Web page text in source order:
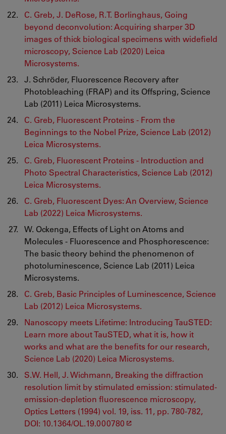
C. Greb, J. DeRose, R.T. Borlinghaus, Going
beyond deconvolution: Acquiring sharper 3D
images of thick biological specimens with widefield
microscopy, Science Lab (2020) Leica
Microsystems.
J. Schröder, Fluorescence Recovery after
Photobleaching (FRAP) and its Offspring, Science
Lab (2011) Leica Microsystems.
C. Greb, Fluorescent Proteins - From the
Beginnings to the Nobel Prize, Science Lab (2012)
Leica Microsystems.
C. Greb, Fluorescent Proteins - Introduction and
Photo Spectral Characteristics, Science Lab (2012)
Leica Microsystems.
C. Greb, Fluorescent Dyes: An Overview, Science
Lab (2022) Leica Microsystems.
W. Ockenga, Effects of Light on Atoms and
Molecules - Fluorescence and Phosphorescence:
The basic theory behind the phenomenon of
photoluminescence, Science Lab (2011) Leica
Microsystems.
C. Greb, Basic Principles of Luminescence, Science
Lab (2012) Leica Microsystems.
Nanoscopy meets Lifetime: Introducing TauSTED:
Learn more about TauSTED, what it is, how it
works and what are the benefits for our research,
Science Lab (2020) Leica Microsystems.
S.W. Hell, J. Wichmann, Breaking the diffraction
resolution limit by stimulated emission: stimulated-
emission-depletion fluorescence microscopy,
Optics Letters (1994) vol. 19, iss. 11, pp. 780-782,
DOI: 10.1364/OL.19.000780